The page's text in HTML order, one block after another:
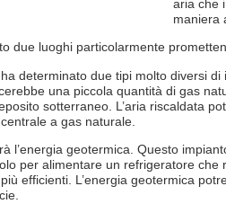
aria che
maniera
due luoghi particolarmente
determinato due tipi molto diversi
una piccola quantità di gas
sotterraneo. L’aria riscaldata
a gas naturale.
l’energia geotermica. Questo
per alimentare un refrigeratore che
efficienti. L’energia geotermica